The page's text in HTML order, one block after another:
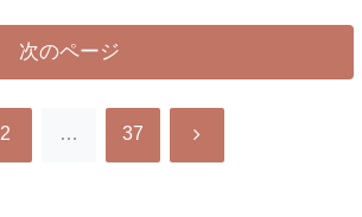
次のページ
2 … 37 次